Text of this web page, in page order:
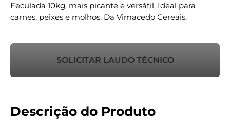
Feculada 10kg, mais picante e versátil. Ideal para
carnes, peixes e molhos. Da Vimacedo Cereais.
SOLICITAR LAUDO TÉCNICO
Descrição do Produto